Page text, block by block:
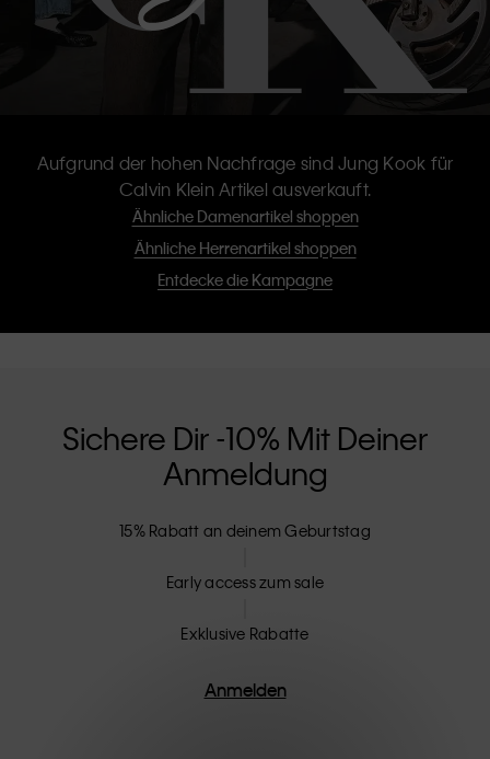
Aufgrund der hohen Nachfrage sind Jung Kook für
Calvin Klein Artikel ausverkauft.
Ähnliche Damenartikel shoppen
Ähnliche Herrenartikel shoppen
Entdecke die Kampagne
Sichere Dir -10% Mit Deiner
Anmeldung
15% Rabatt an deinem Geburtstag
Early access zum sale
Exklusive Rabatte
Anmelden